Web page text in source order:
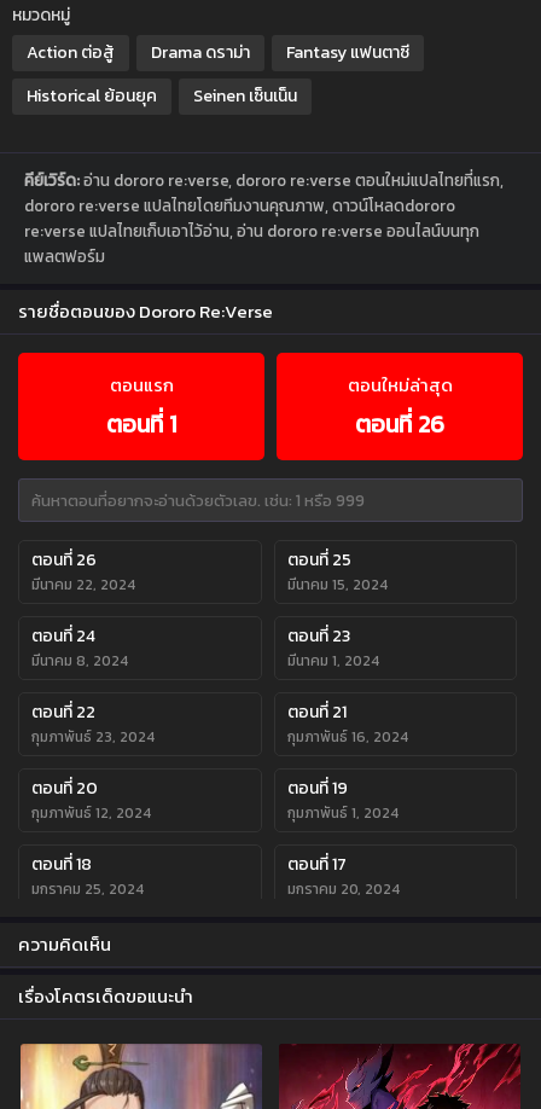
หมวดหมู่
Action ต่อสู้
Drama ดราม่า
Fantasy แฟนตาซี
Historical ย้อนยุค
Seinen เซ็นเน็น
คีย์เวิร์ด:อ่าน dororo re:verse, dororo re:verse ตอนใหม่แปลไทยที่แรก,
dororo re:verse แปลไทยโดยทีมงานคุณภาพ, ดาวน์โหลดdororo
re:verse แปลไทยเก็บเอาไว้อ่าน, อ่าน dororo re:verse ออนไลน์บนทุก
แพลตฟอร์ม
รายชื่อตอนของ Dororo Re:Verse
ตอนแรก
ตอนที่ 1
ตอนใหม่ล่าสุด
ตอนที่ 26
ตอนที่ 26
มีนาคม 22, 2024
ตอนที่ 25
มีนาคม 15, 2024
ตอนที่ 24
มีนาคม 8, 2024
ตอนที่ 23
มีนาคม 1, 2024
ตอนที่ 22
กุมภาพันธ์ 23, 2024
ตอนที่ 21
กุมภาพันธ์ 16, 2024
ตอนที่ 20
กุมภาพันธ์ 12, 2024
ตอนที่ 19
กุมภาพันธ์ 1, 2024
ตอนที่ 18
มกราคม 25, 2024
ตอนที่ 17
มกราคม 20, 2024
ตอนที่ 16
มกราคม 14, 2024 มกราคม 14, 2024
ตอนที่ 14
มกราคม 14, 2024
ตอนที่ 13
มกราคม 14, 2024
ตอนที่ 12 ตอนที่ 11
ความคิดเห็น
เรื่องโคตรเด็ดขอแนะนำ